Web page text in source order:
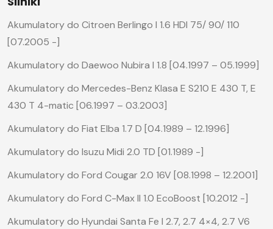
Akumulatory do Citroen Berlingo I 1.6 HDI 75/ 90/ 110
[07.2005 -]
Akumulatory do Daewoo Nubira I 1.8 [04.1997 – 05.1999]
Akumulatory do Mercedes-Benz Klasa E S210 E 430 T, E
430 T 4-matic [06.1997 – 03.2003]
Akumulatory do Fiat Elba 1.7 D [04.1989 – 12.1996]
Akumulatory do Isuzu Midi 2.0 TD [01.1989 -]
Akumulatory do Ford Cougar 2.0 16V [08.1998 – 12.2001]
Akumulatory do Ford C-Max II 1.0 EcoBoost [10.2012 -]
Akumulatory do Hyundai Santa Fe I 2.7, 2.7 4×4, 2.7 V6